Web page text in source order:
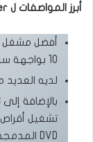
أبرز المواصفات ل VLC Media Player:
10 بواجهة سهلة الاستخدام.
لديه العديد
DVD المدمجة.